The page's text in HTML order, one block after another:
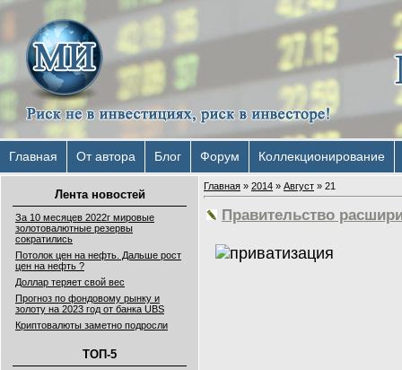
Главная От автора Блог Форум Коллекционирование
Лента новостей
За 10 месяцев 2022г мировые
золотовалютные резервы
сократились
Потолок цен на нефть. Дальше рост
цен на нефть ?
Доллар теряет свой вес
Прогноз по фондовому рынку и
золоту на 2023 год от банка UBS
Криптовалюты заметно подросли
ТОП-5
Главная » 2014 » Август » 21
Правительство